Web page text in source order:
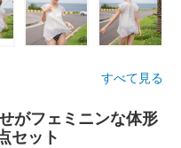
すべて見る
がフェミニンな体形
セット